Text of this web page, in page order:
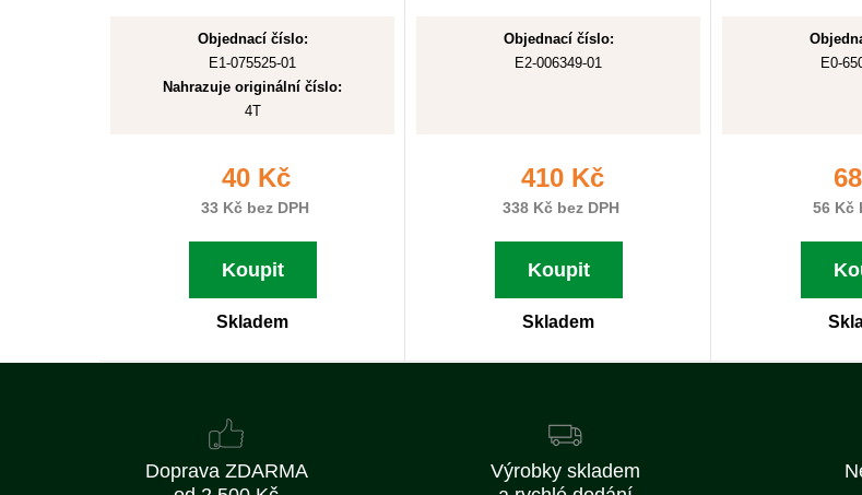
Objednací číslo:
E1-075525-01
Nahrazuje originální číslo:
4T
40 Kč
33 Kč bez DPH
Koupit
Skladem
Objednací číslo:
E2-006349-01
410 Kč
338 Kč bez DPH
Koupit
Skladem
E0-
56 Kč
Doprava ZDARMA
Výrobky skladem